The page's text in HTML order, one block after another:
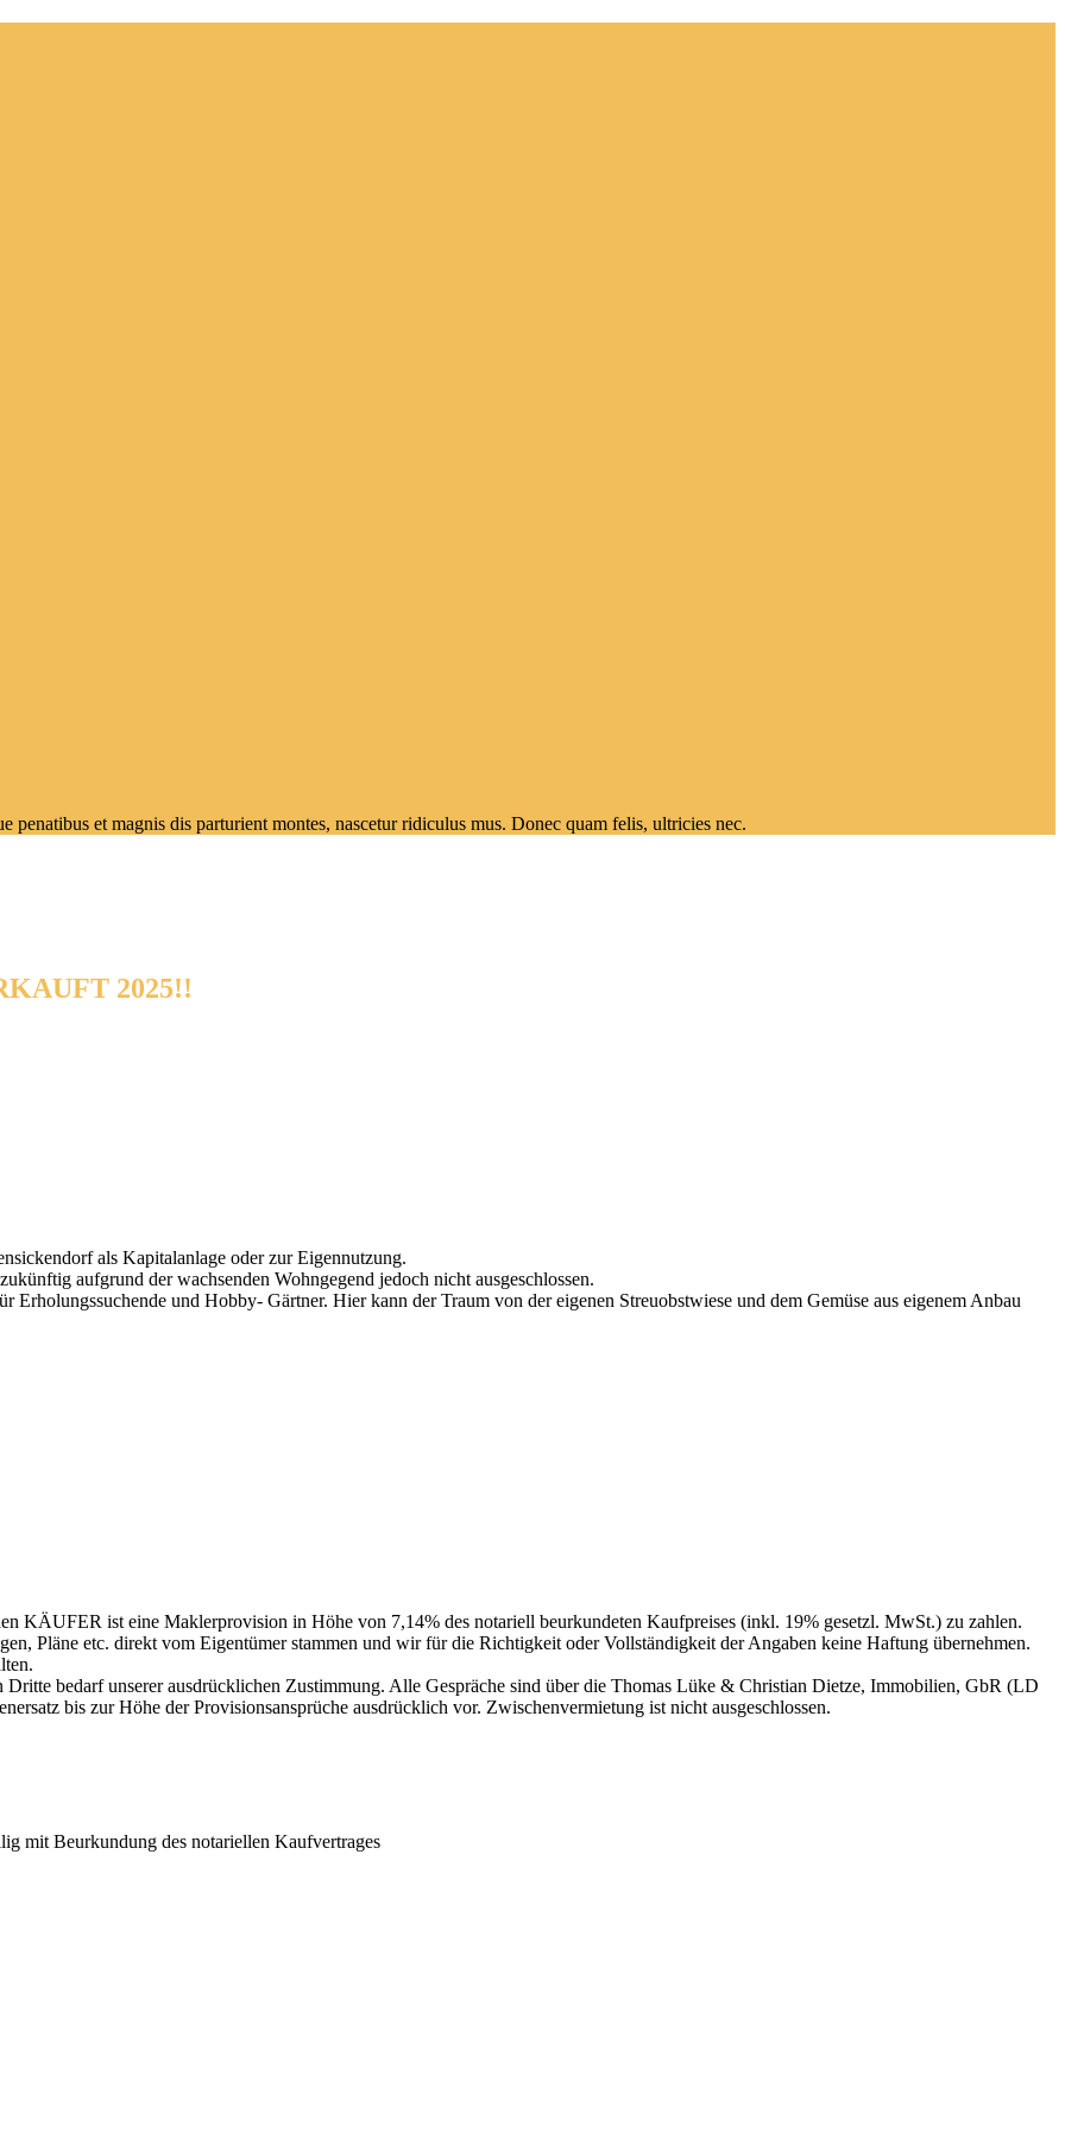
penatibus et magnis dis parturient montes, nascetur ridiculus mus. Donec quam felis, ultricies nec.
2025!!
als Kapitalanlage oder zur Eigennutzung.
aufgrund der wachsenden Wohngegend jedoch nicht ausgeschlossen.
und Hobby- Gärtner. Hier kann der Traum von der eigenen Streuobstwiese und dem Gemüse aus eigenem Anbau
KÄUFER ist eine Maklerprovision in Höhe von 7,14% des notariell beurkundeten Kaufpreises (inkl. 19% gesetzl. MwSt.) zu zahlen.
Pläne etc. direkt vom Eigentümer stammen und wir für die Richtigkeit oder Vollständigkeit der Angaben keine Haftung übernehmen.
Dritte bedarf unserer ausdrücklichen Zustimmung. Alle Gespräche sind über die Thomas Lüke & Christian Dietze, Immobilien, GbR (LD
bis zur Höhe der Provisionsansprüche ausdrücklich vor. Zwischenvermietung ist nicht ausgeschlossen.
mit Beurkundung des notariellen Kaufvertrages